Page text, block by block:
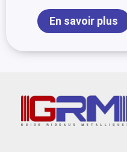
En savoir plus